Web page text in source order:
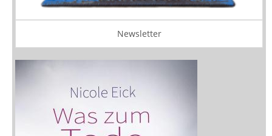
Newsletter